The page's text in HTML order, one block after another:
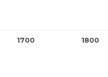
1700 1800